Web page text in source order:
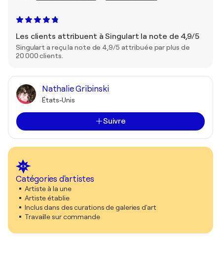
Les clients attribuent à Singulart la note de 4,9/5
Singulart a reçu la note de 4,9/5 attribuée par plus de
20 000 clients.
Nathalie Gribinski
États-Unis
Suivre
Catégories d'artistes
Artiste à la une
Artiste établie
Inclus dans des curations de galeries d'art
Travaille sur commande